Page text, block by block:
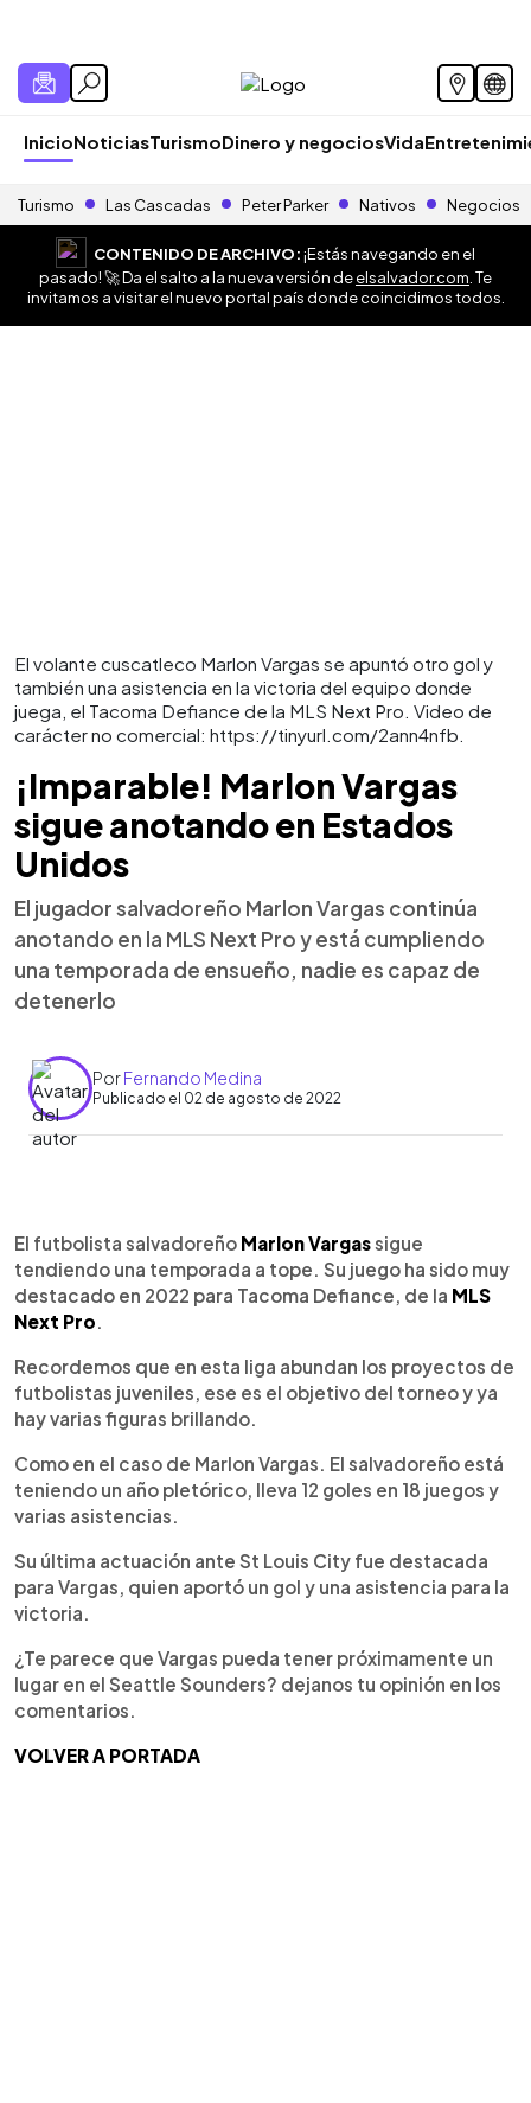
InicioNoticiasTurismoDinero y negociosVida
Turismo Las Cascadas Peter Parker Nativos Negocios
CONTENIDO DE ARCHIVO:¡Estás navegando en el
pasado! 🚀 Da el salto a la nueva versión deelsalvador.com . Te
invitamos a visitar el nuevo portal país donde coincidimos todos.
El volante cuscatleco Marlon Vargas se apuntó otro gol y
también una asistencia en la victoria del equipo donde
juega, el Tacoma Defiance de la MLS Next Pro. Video de
carácter no comercial: https://tinyurl.com/2ann4nfb.
¡Imparable! Marlon Vargas
sigue anotando en Estados
Unidos
El jugador salvadoreño Marlon Vargas continúa
anotando en la MLS Next Pro y está cumpliendo
una temporada de ensueño, nadie es capaz de
detenerlo
PorFernando Medina
Publicado el 02 de agosto de 2022
► Escuchar artículo
El futbolista salvadoreño Marlon Vargassigue
tendiendo una temporada a tope. Su juego ha sido muy
destacado en 2022 para Tacoma Defiance, de la MLS
Next Pro
Recordemos que en esta liga abundan los proyectos de
futbolistas juveniles, ese es el objetivo del torneo y ya
hay varias figuras brillando.
Como en el caso de Marlon Vargas. El salvadoreño está
teniendo un año pletórico, lleva 12 goles en 18 juegos y
varias asistencias.
Su última actuación ante St Louis City fue destacada
para Vargas, quien aportó un gol y una asistencia para la
victoria.
¿Te parece que Vargas pueda tener próximamente un
lugar en el Seattle Sounders? dejanos tu opinión en los
comentarios.
VOLVER A PORTADA